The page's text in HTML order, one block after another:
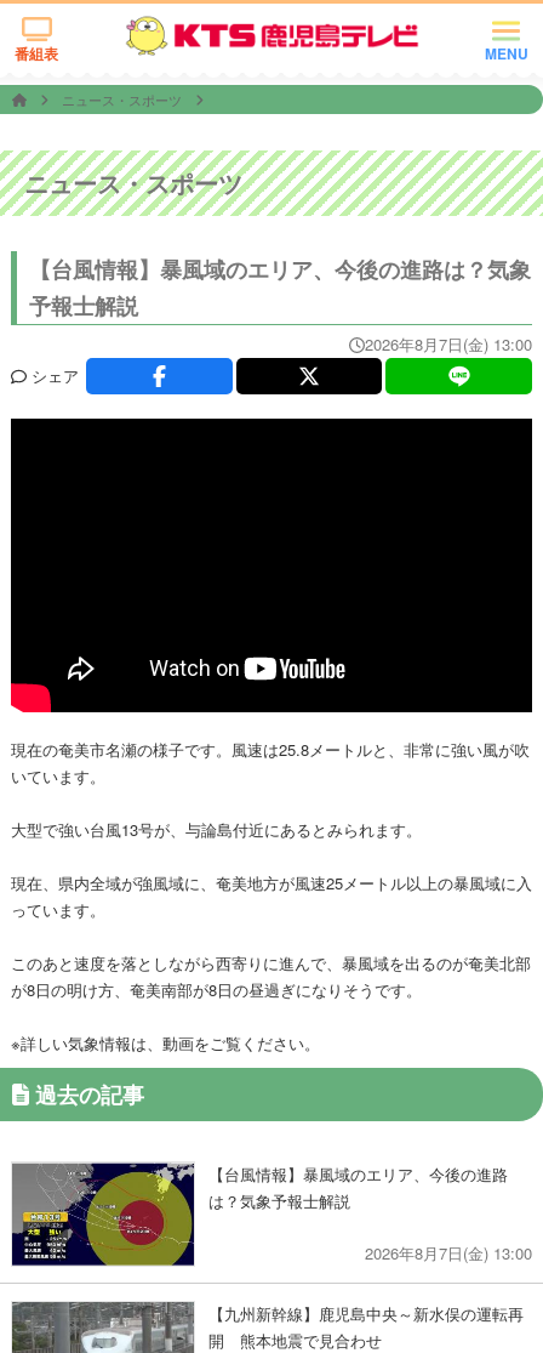
MENU
番組表
ニュース・スポーツ
ニュース・スポーツ
【台風情報】暴風域のエリア、今後の進路は？気象
予報士解説
2026年8月7日(金) 13:00
シェア
現在の奄美市名瀬の様子です。風速は25.8メートルと、非常に強い風が吹
いています。
大型で強い台風13号が、与論島付近にあるとみられます。
現在、県内全域が強風域に、奄美地方が風速25メートル以上の暴風域に入
っています。
このあと速度を落としながら西寄りに進んで、暴風域を出るのが奄美北部
が8日の明け方、奄美南部が8日の昼過ぎになりそうです。
※詳しい気象情報は、動画をご覧ください。
過去の記事
【台風情報】暴風域のエリア、今後の進路
は？気象予報士解説
2026年8月7日(金) 13:00
【九州新幹線】鹿児島中央～新水俣の運転再
開 熊本地震で見合わせ